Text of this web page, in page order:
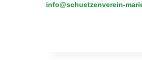
info@schuetzenverein-